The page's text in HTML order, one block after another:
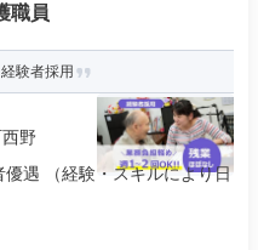
職員
験者採用
野
遇 （経験・スキルにより日